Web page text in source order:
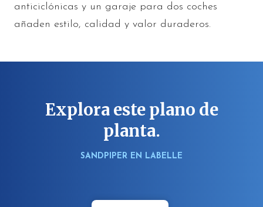
anticiclónicas y un garaje para dos coches
añaden estilo, calidad y valor duraderos.
Explora este plano de
planta.
SANDPIPER EN LABELLE